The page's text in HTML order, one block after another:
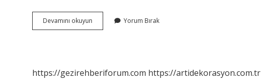
Devamını okuyun
Millet
Yorum Bırak
https://gezirehberiforum.com https://artidekorasyon.com.tr